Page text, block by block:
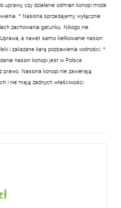
uprawy, czy działanie odmian konopi może
* Nasiona sprzedajemy wyłącznie
zachowania gatunku. Nikogo nie
a nawet samo kiełkowanie nasion
i zakazane karą pozbawienia wolności. *
nasion konopi jest w Polsce
prawo. Nasiona konopi nie zawierają
i nie mają żadnych właściwości